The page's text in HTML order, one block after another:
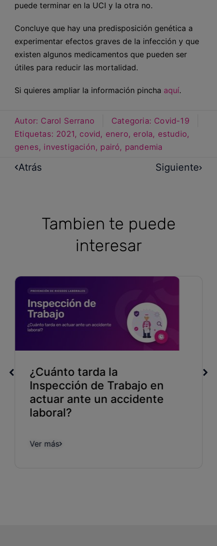
puede terminar en la UCI y la otra no.
Concluye que hay una predisposición genética a
experimentar efectos graves de la infección y que
existen algunos medicamentos que pueden ser
útiles para reducir las mortalidad.
Si quieres ampliar la información pincha aquí.
Autor: Carol Serrano Categoria: Covid-19
Etiquetas: 2021, covid, enero, erola, estudio,
genes, investigación, pairó, pandemia
Atrás Siguiente
Tambien te puede
interesar
¿Cuánto tarda la
Inspección de Trabajo en
actuar ante un accidente
laboral?
Ver más